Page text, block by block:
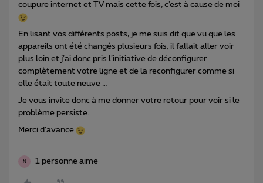
coupure internet et TV mais cette fois, c’est à cause de moi
En lisant vos différents posts, je me suis dit que vu que les
appareils ont été changés plusieurs fois, il fallait aller voir
plus loin et j’ai donc pris l’initiative de déconfigurer
complètement votre ligne et de la reconfigurer comme si
elle était toute neuve …
Je vous invite donc à me donner votre retour pour voir si le
problème persiste.
Merci d’avance
N 1 personne aime